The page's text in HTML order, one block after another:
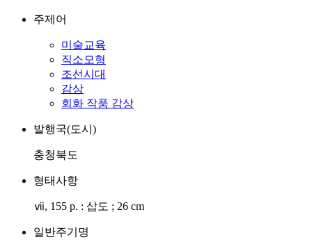
주제어
미술교육
직소모형
조선시대
감상
회화 작품 감상
발행국(도시)
충청북도
형태사항
ⅶ, 155 p. : 삽도 ; 26 cm
일반주기명